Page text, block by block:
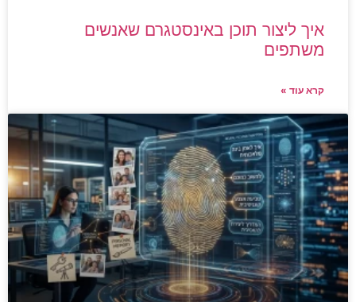
איך ליצור תוכן באינסטגרם שאנשים
משתפים
קרא עוד »